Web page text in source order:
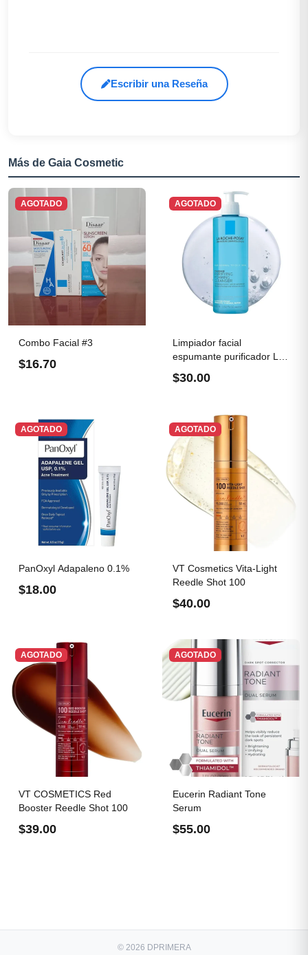
Escribir una Reseña
Más de Gaia Cosmetic
AGOTADO
Combo Facial #3
$16.70
AGOTADO
Limpiador facial
espumante purificador La
$30.00
AGOTADO
PanOxyl Adapaleno 0.1%
$18.00
AGOTADO
VT Cosmetics Vita-Light
Reedle Shot 100
$40.00
AGOTADO
VT COSMETICS Red
Booster Reedle Shot 100
$39.00
AGOTADO
Eucerin Radiant Tone
Serum
$55.00
© 2026 DPRIMERA